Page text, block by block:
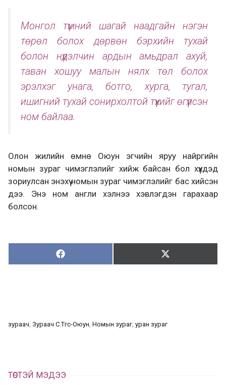
Монгол түмний шагай наадгайн нэгэн
төрөл болох дөрвөн бэрхийн тухай
болон нүүдэлчин ардын амьдрал ахуй,
таван хошуу малын нялх төл болох
эрэлхэг унага, ботго, хурга, тугал,
ишигний тухай сонирхолтой түүхийг өгүүлсэн
ном байлаа.
Олон жилийн өмнө Оюун эгчийн яруу найргийн
номын зураг чимэглэлийг хийж байсан бол хүүхдэд
зориулсан энэхүү номын зураг чимэглэлийг бас хийсэн
дээ. Энэ ном англи хэлнээ хэвлэгдэн гарахаар
болсон.
Хуваалцах:
Х
у
х
Түгээх:
Т
зураач, Зураач С.Төгс-Оюун, Номын зураг, уран зураг
ТӨСТЭЙ МЭДЭЭ